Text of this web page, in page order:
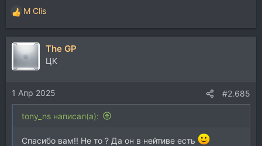
Р
е
а
к
ц
и
и
:
M Clis
The GP
ЦК
1 Апр 2025 #2.685
tony_ns написал(а):
Спасибо вам!! Не то ? Да он в нейтиве есть